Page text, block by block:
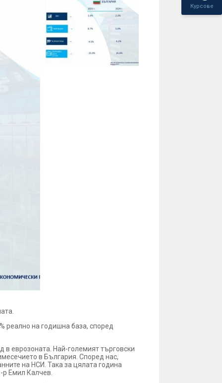
Курсове
реално на годишна база, според
в еврозоната. Най-големият търговски
в България. Според нас,
на НСИ. Така за цялата година
р Емил Калчев.